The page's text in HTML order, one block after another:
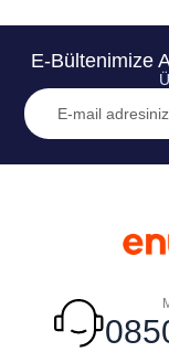
E-Bültenimize